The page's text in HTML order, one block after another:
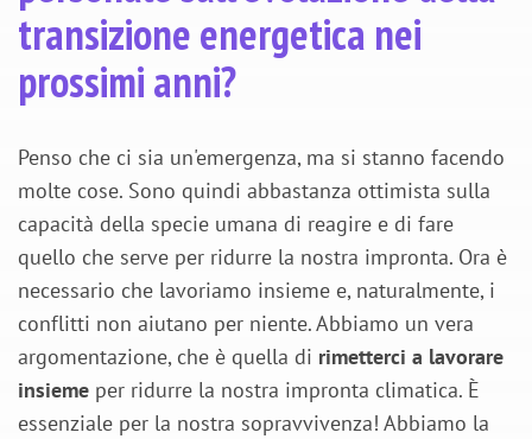
transizione energetica nei
prossimi anni?
Penso che ci sia un'emergenza, ma si stanno facendo
molte cose. Sono quindi abbastanza ottimista sulla
capacità della specie umana di reagire e di fare
quello che serve per ridurre la nostra impronta. Ora è
necessario che lavoriamo insieme e, naturalmente, i
conflitti non aiutano per niente. Abbiamo un vera
argomentazione, che è quella di rimetterci a lavorare
insieme per ridurre la nostra impronta climatica. È
essenziale per la nostra sopravvivenza! Abbiamo la